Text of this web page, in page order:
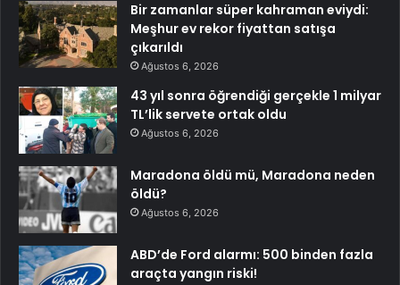
Bir zamanlar süper kahraman eviydi:
Meşhur ev rekor fiyattan satışa
çıkarıldı
Ağustos 6, 2026
43 yıl sonra öğrendiği gerçekle 1 milyar
TL’lik servete ortak oldu
Ağustos 6, 2026
Maradona öldü mü, Maradona neden
öldü?
Ağustos 6, 2026
ABD’de Ford alarmı: 500 binden fazla
araçta yangın riski!